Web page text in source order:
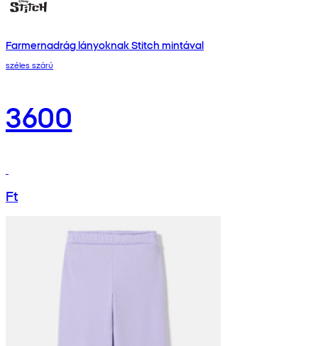
Farmernadrág lányoknak Stitch mintával
széles szárú
3600
Ft